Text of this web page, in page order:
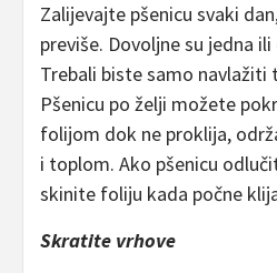
Zalijevajte pšenicu svaki
previše. Dovoljne su jedna
Trebali biste samo navlažiti
Pšenicu po želji možete
folijom dok ne proklija,
i toplom. Ako pšenicu
skinite foliju kada počne
Skratite vrhove